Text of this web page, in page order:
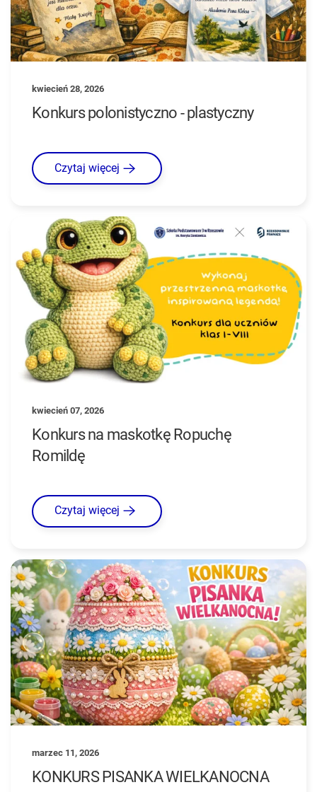
kwiecień 28, 2026
Konkurs polonistyczno - plastyczny
Czytaj więcej
kwiecień 07, 2026
Konkurs na maskotkę Ropuchę
Romildę
Czytaj więcej
marzec 11, 2026
KONKURS PISANKA WIELKANOCNA